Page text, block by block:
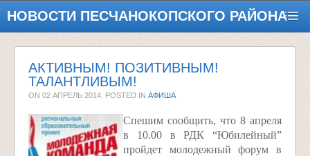
НОВОСТИ ПЕСЧАНОКОПСКОГО РАЙОНА
АКТИВНЫМ! ПОЗИТИВНЫМ!
ТАЛАНТЛИВЫМ!
ON 02 АПРЕЛЬ 2014 . POSTED IN АФИША
Спешим сообщить, что 8 апреля
в 10.00 в РДК “Юбилейный”
пройдет молодежный форум в